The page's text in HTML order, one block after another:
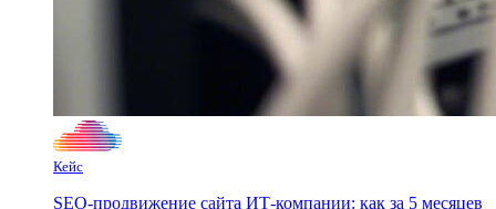
Кейс
SEO-продвижение сайта ИТ-компании: как за 5 месяцев